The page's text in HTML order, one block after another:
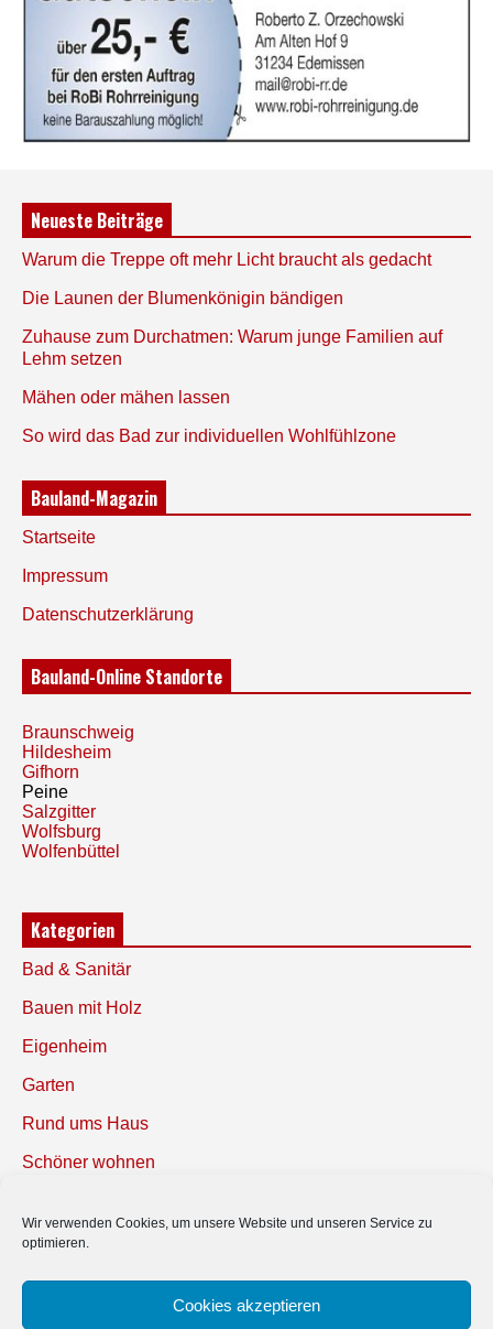
Wir verwenden Cookies, um unsere Website und unseren Service zu
optimieren.
Cookies akzeptieren
Neueste Beiträge
Warum die Treppe oft mehr Licht braucht als gedacht
Die Launen der Blumenkönigin bändigen
Zuhause zum Durchatmen: Warum junge Familien auf
Lehm setzen
Mähen oder mähen lassen
So wird das Bad zur individuellen Wohlfühlzone
Bauland-Magazin
Startseite
Impressum
Datenschutzerklärung
Bauland-Online Standorte
Braunschweig
Hildesheim
Gifhorn
Peine
Salzgitter
Wolfsburg
Wolfenbüttel
Kategorien
Bad & Sanitär
Bauen mit Holz
Eigenheim
Garten
Rund ums Haus
Schöner wohnen